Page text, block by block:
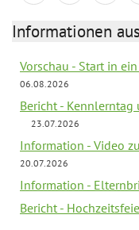
Informationen
Vorschau - Start in
06.08.2026
Bericht - Kennlerntag
23.07.2026
Information - Video
20.07.2026
Information -
Bericht -